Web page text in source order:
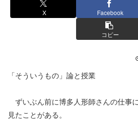
X Facebook
コピー
「そういうもの」論と授業
ずいぶん前に博多人形師さんの仕事
見たことがある。